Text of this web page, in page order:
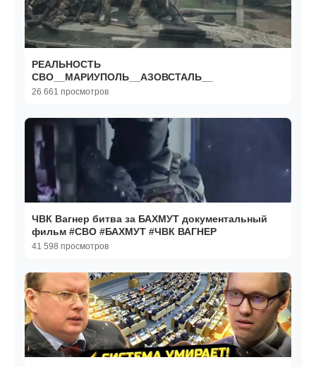
РЕАЛЬНОСТЬ
СВО__МАРИУПОЛЬ__АЗОВСТАЛЬ__
26 661 просмотров
ЧВК Вагнер битва за БАХМУТ документальный
фильм #СВО #БАХМУТ #ЧВК ВАГНЕР
41 598 просмотров